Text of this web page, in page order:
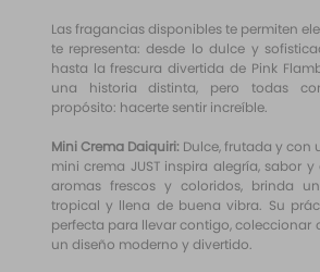
Las fragancias disponibles te permiten
te representa: desde lo dulce y
hasta la frescura divertida de Pink
una historia distinta, pero todas
propósito: hacerte sentir increíble.
Mini Crema Daiquiri: Dulce, frutada y con
mini crema JUST inspira alegría, sabor
aromas frescos y coloridos, brinda
tropical y llena de buena vibra. Su
perfecta para llevar contigo, coleccionar
un diseño moderno y divertido.